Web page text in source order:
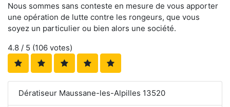
Nous sommes sans conteste en mesure de vous apporter
une opération de lutte contre les rongeurs, que vous
soyez un particulier ou bien alors une société.
4.8 / 5 (106 votes)
Dératiseur Maussane-les-Alpilles 13520